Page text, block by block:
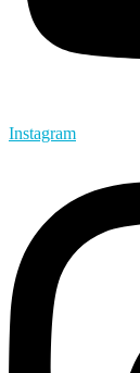
Instagram